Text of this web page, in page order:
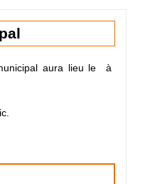
aura lieu le
à